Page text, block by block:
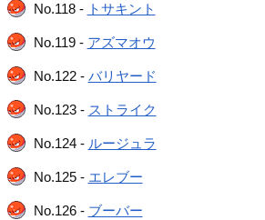
No.118 - トサキント
No.119 - アズマオウ
No.122 - バリヤード
No.123 - ストライク
No.124 - ルージュラ
No.125 - エレブー
No.126 - ブーバー